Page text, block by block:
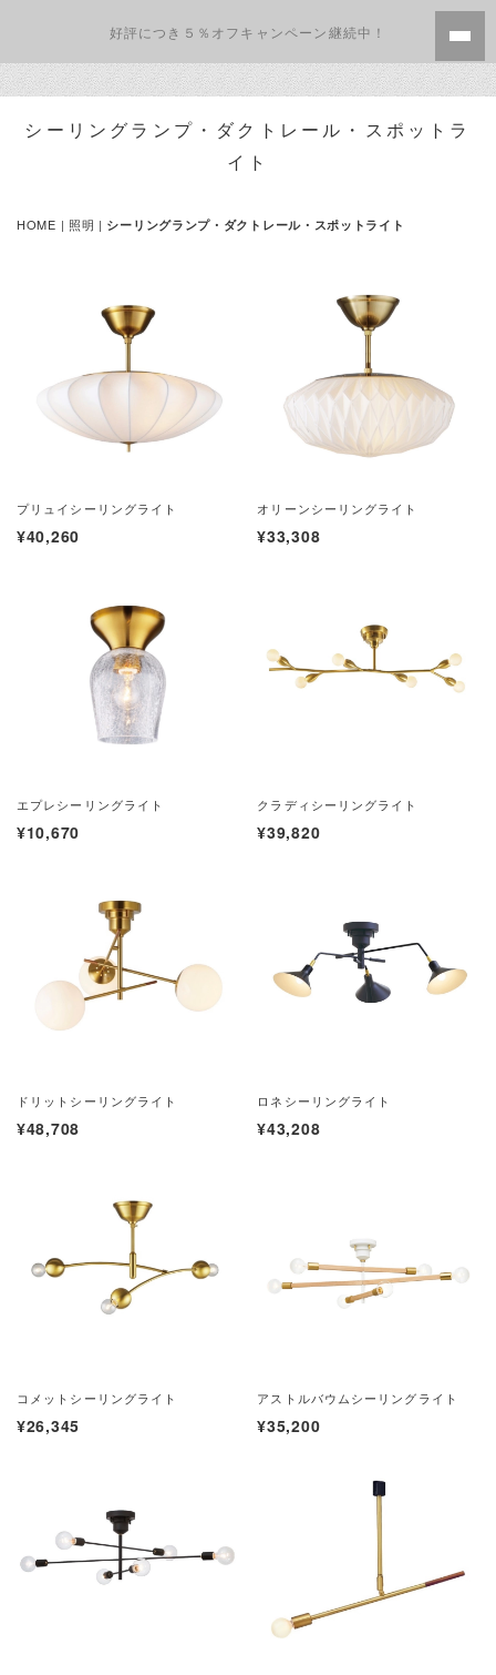
好評につき５％オフキャンペーン継続中！
シーリングランプ・ダクトレール・スポットラ
イト
HOME | 照明 | シーリングランプ・ダクトレール・スポットライト
プリュイシーリングライト
¥40,260
オリーンシーリングライト
¥33,308
エプレシーリングライト
¥10,670
クラディシーリングライト
¥39,820
ドリットシーリングライト
¥48,708
ロネシーリングライト
¥43,208
コメットシーリングライト
¥26,345
アストルバウムシーリングライト
¥35,200